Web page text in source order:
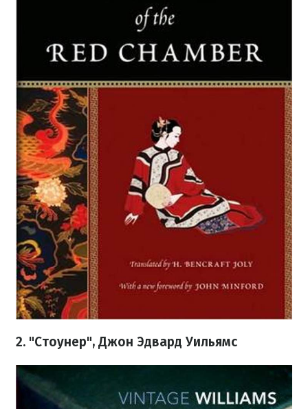
2. "Стоунер", Джон Эдвард Уильямс